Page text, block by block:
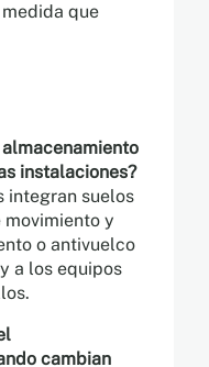
que
instalaciones?
integran suelos
movimiento y
o antivuelco
a los equipos
cambian